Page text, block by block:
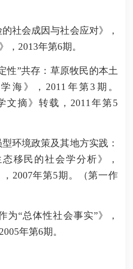
会成因与社会应对》，
，2013年第6期。
”共存：草原牧民的本土
海》，2011年第3期。
文摘》转载，2011年第5
境政策及其地方实践：
移民的社会学分析》，
，2007年第5期。（第一作
“总体性社会事实”》，
年第6期。